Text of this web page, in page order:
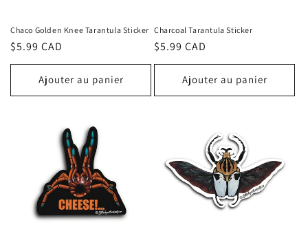
Chaco Golden Knee Tarantula Sticker
Prix
habituel
$5.99 CAD
Ajouter au panier
Charcoal Tarantula Sticker
Prix
habituel
$5.99 CAD
Ajouter au panier